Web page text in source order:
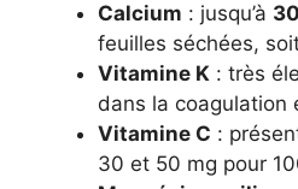
Calcium : jusqu’à
feuilles séchées,
Vitamine K : très
dans la coagulation
Vitamine C :
30 et 50 mg pour